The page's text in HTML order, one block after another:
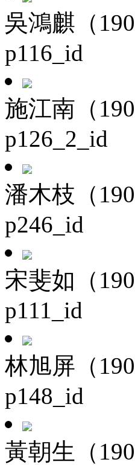
吳鴻麒（
p116_id
施江南（
p126_2_id
潘木枝（
p246_id
宋斐如（
p111_id
林旭屏（
p148_id
黃朝生（